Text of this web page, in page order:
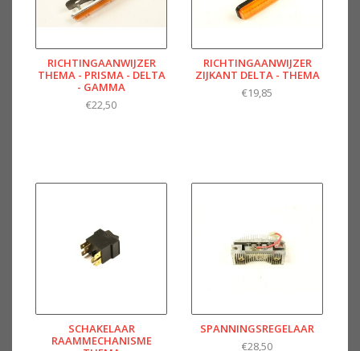
RICHTINGAANWIJZER
THEMA - PRISMA - DELTA
- GAMMA
€22,50
RICHTINGAANWIJZER
ZIJKANT DELTA - THEMA
€19,85
SCHAKELAAR
RAAMMECHANISME
SPANNINGSREGELAAR
€28,50